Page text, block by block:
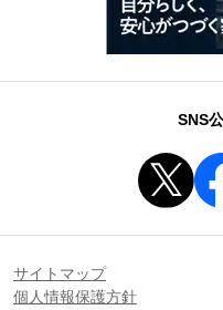
SNS
サイトマップ
個人情報保護方針